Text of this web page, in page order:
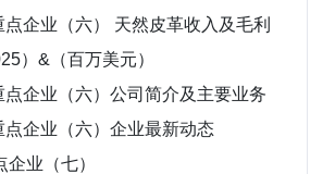
点企业（六） 天然皮革收入及毛利
）&（百万美元）
点企业（六）公司简介及主要业务
点企业（六）企业最新动态
企业（七）